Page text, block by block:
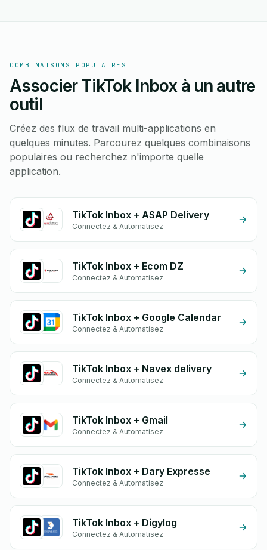
COMBINAISONS POPULAIRES
Associer TikTok Inbox à un autre
outil
Créez des flux de travail multi-applications en
quelques minutes. Parcourez quelques combinaisons
populaires ou recherchez n'importe quelle
application.
TikTok Inbox + ASAP Delivery
Connectez & Automatisez
TikTok Inbox + Ecom DZ
Connectez & Automatisez
TikTok Inbox + Google Calendar
Connectez & Automatisez
TikTok Inbox + Navex delivery
Connectez & Automatisez
TikTok Inbox + Gmail
Connectez & Automatisez
TikTok Inbox + Dary Expresse
Connectez & Automatisez
TikTok Inbox + Digylog
Connectez & Automatisez